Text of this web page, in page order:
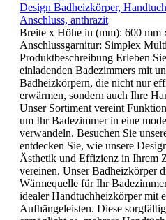
Design Badheizkörper,
Anschluss, anthrazit
Breite x Höhe in (mm): 600 mm
Anschlussgarnitur: Simplex
Produktbeschreibung Erleben
einladenden Badezimmers mit
Badheizkörpern, die nicht nur
erwärmen, sondern auch Ihre
Unser Sortiment vereint
um Ihr Badezimmer in eine
verwandeln. Besuchen Sie
entdecken Sie, wie unsere
Ästhetik und Effizienz in Ihrem
vereinen. Unser Badheizkörper
Wärmequelle für Ihr
idealer Handtuchheizkörper mit
Aufhängeleisten. Diese